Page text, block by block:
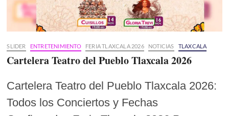
SLIDER ENTRETENIMIENTO FERIA TLAXCALA 2026 NOTICIAS TLAXCALA
Cartelera Teatro del Pueblo Tlaxcala 2026
Cartelera Teatro del Pueblo Tlaxcala 2026:
Todos los Conciertos y Fechas